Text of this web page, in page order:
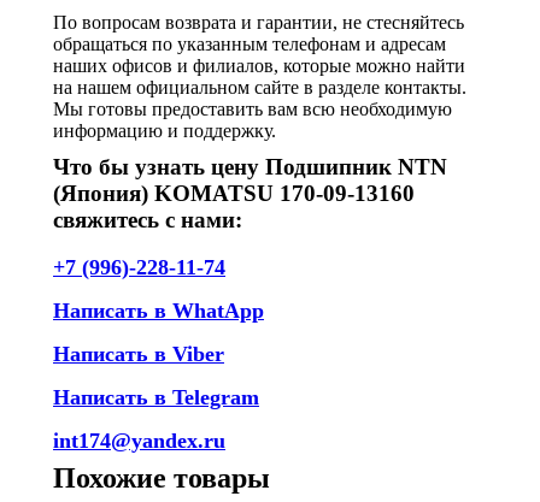
По вопросам возврата и гарантии, не стесняйтесь
обращаться по указанным телефонам и адресам
наших офисов и филиалов, которые можно найти
на нашем официальном сайте в разделе контакты.
Мы готовы предоставить вам всю необходимую
информацию и поддержку.
Что бы узнать цену Подшипник NTN
(Япония) KOMATSU 170-09-13160
свяжитесь с нами:
+7 (996)-228-11-74
Написать в WhatApp
Написать в Viber
Написать в Telegram
int174@yandex.ru
Похожие товары